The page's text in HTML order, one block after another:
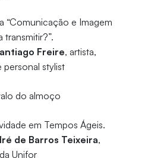
“Comunicação e Imagem
Freire, artista,
personal stylist
do almoço
em Tempos Ágeis.
de Barros Teixeira,
Unifor